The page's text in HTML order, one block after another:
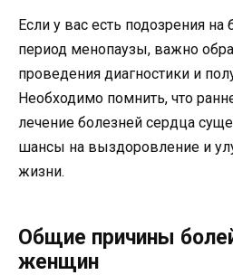
Если у вас есть подозрения на
период менопаузы, важно
проведения диагностики и
Необходимо помнить, что
лечение болезней сердца
шансы на выздоровление и
жизни.
Общие причины
женщин